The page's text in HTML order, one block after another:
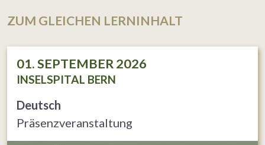
ZUM GLEICHEN LERNINHALT
01. SEPTEMBER 2026
INSELSPITAL BERN
Deutsch
Präsenzveranstaltung